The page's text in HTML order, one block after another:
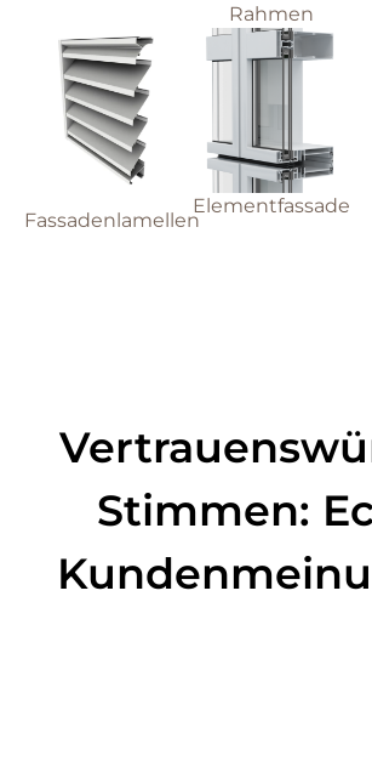
Rahmen
Fassadenlamellen
Elementfassade
Stimmen: